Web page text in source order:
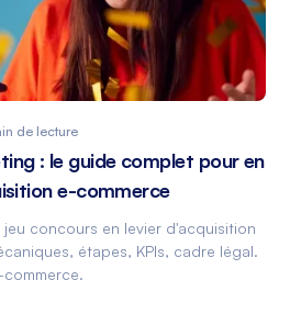
de lecture
: le guide complet pour en
e-commerce
concours en levier d'acquisition
étapes, KPIs, cadre légal.